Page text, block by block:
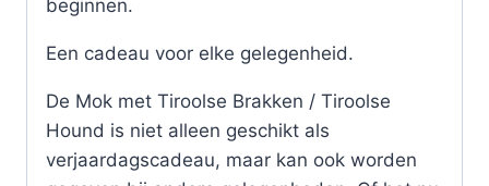
beginnen.
Een cadeau voor elke gelegenheid.
De Mok met Tiroolse Brakken / Tiroolse
Hound is niet alleen geschikt als
verjaardagscadeau, maar kan ook worden